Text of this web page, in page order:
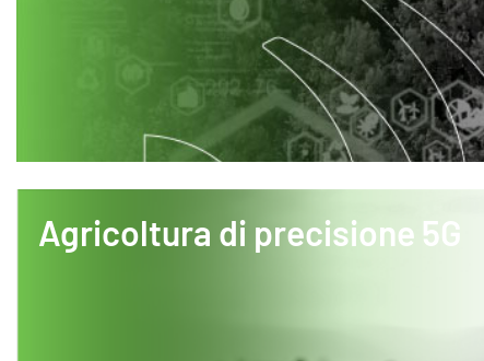
Agricoltura di precisione 5G